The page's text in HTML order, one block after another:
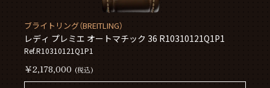
ブライトリング（BREITLING）
レディ プレミエ オートマチック 36 R10310121Q1P1
Ref.R10310121Q1P1
￥2,178,000 (税込)